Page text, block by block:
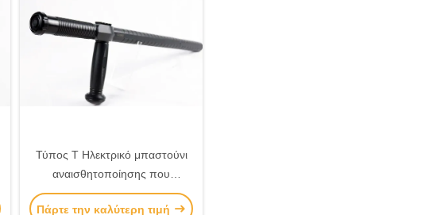
Τύπος Τ Ηλεκτρικό μπαστούνι
αναισθητοποίησης που
χρησιμοποιείται στην επιβολή
του νόμου 50000 βολτ
Πάρτε την καλύτερη τιμή